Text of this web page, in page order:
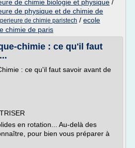
de chimie biologie et physique /
de physique et de chimie de
de chimie paristech / ecole
chimie de paris
chimie : ce qu'il faut
: ce qu'il faut savoir avant de
en rotation... Au-delà des
pour bien vous préparer à